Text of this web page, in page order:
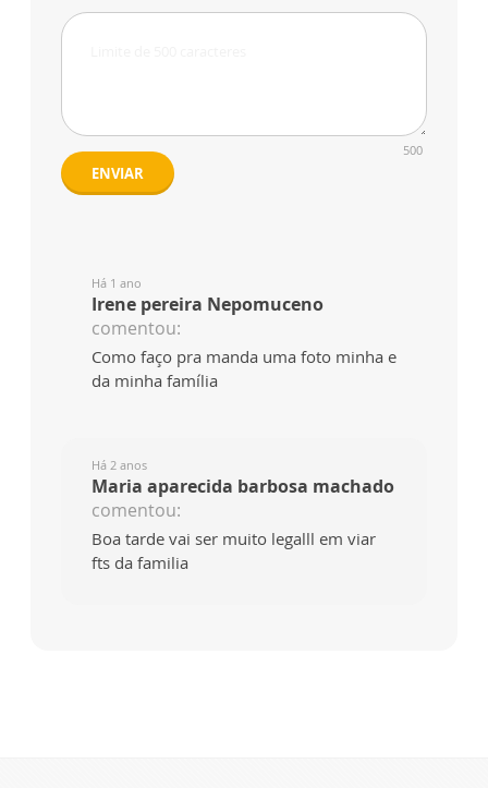
500
ENVIAR
Há 1 ano
Irene pereira Nepomuceno
comentou:
Como faço pra manda uma foto minha e
da minha família
Há 2 anos
Maria aparecida barbosa machado
comentou:
Boa tarde vai ser muito legalll em viar
fts da familia